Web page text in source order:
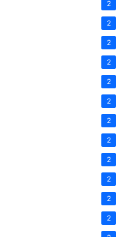
2
2
2
2
2
2
2
2
2
2
2
2